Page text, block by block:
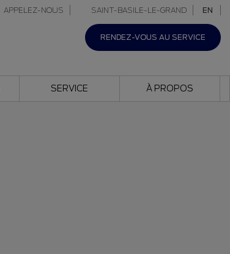
APPELEZ-NOUS SAINT-BASILE-LE-GRAND EN
RENDEZ-VOUS AU SERVICE
SERVICE À PROPOS